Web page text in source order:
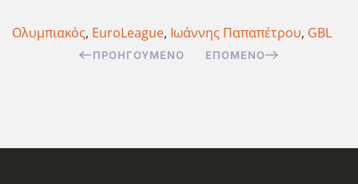
Ολυμπιακός, EuroLeague, Ιωάννης Παπαπέτρου, GBL
ΠΡΟΗΓΟΎΜΕΝΟ ΕΠΌΜΕΝΟ